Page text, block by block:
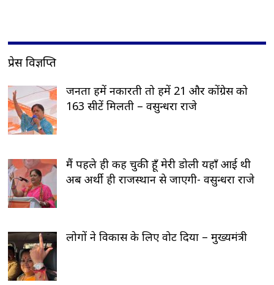
प्रेस विज्ञप्ति
जनता हमें नकारती तो हमें 21 और कोंग्रेस को
163 सीटें मिलती – वसुन्धरा राजे
मैं पहले ही कह चुकी हूँ मेरी डोली यहाँ आई थी
अब अर्थी ही राजस्थान से जाएगी- वसुन्धरा राजे
लोगों ने विकास के लिए वोट दिया – मुख्यमंत्री